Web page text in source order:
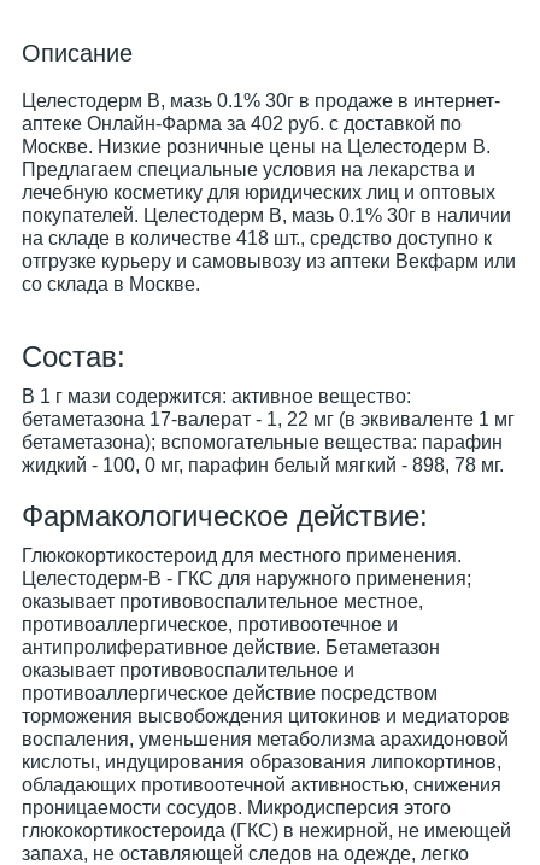
Описание
Целестодерм В, мазь 0.1% 30г в продаже в интернет-
аптеке Онлайн-Фарма за 402 руб. с доставкой по
Москве. Низкие розничные цены на Целестодерм В.
Предлагаем специальные условия на лекарства и
лечебную косметику для юридических лиц и оптовых
покупателей. Целестодерм В, мазь 0.1% 30г в наличии
на складе в количестве 418 шт., средство доступно к
отгрузке курьеру и самовывозу из аптеки Векфарм или
со склада в Москве.
Cостав:
В 1 г мази содержится: активное вещество:
бетаметазона 17-валерат - 1, 22 мг (в эквиваленте 1 мг
бетаметазона); вспомогательные вещества: парафин
жидкий - 100, 0 мг, парафин белый мягкий - 898, 78 мг.
Фармакологическое действие:
Глюкокортикостероид для местного применения.
Целестодерм-В - ГКС для наружного применения;
оказывает противовоспалительное местное,
противоаллергическое, противоотечное и
антипролиферативное действие. Бетаметазон
оказывает противовоспалительное и
противоаллергическое действие посредством
торможения высвобождения цитокинов и медиаторов
воспаления, уменьшения метаболизма арахидоновой
кислоты, индуцирования образования липокортинов,
обладающих противоотечной активностью, снижения
проницаемости сосудов. Микродисперсия этого
глюкокортикостероида (ГКС) в нежирной, не имеющей
запаха, не оставляющей следов на одежде, легко